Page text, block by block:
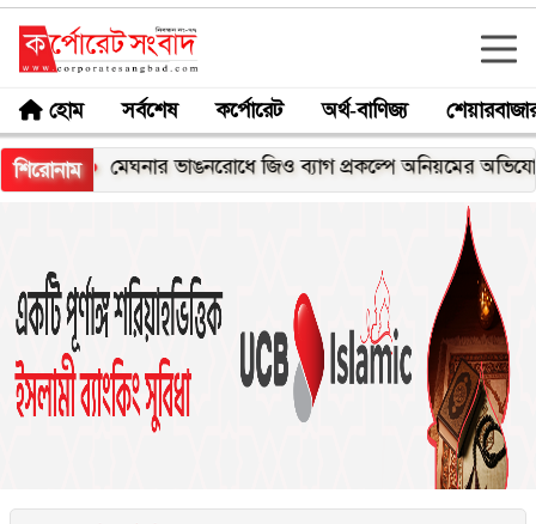
হোম সর্বশেষ কর্পোরেট অর্থ-বাণিজ্য
শিরোনাম
মেঘনার ভাঙনরোধে জিও ব্যাগ প্রকল্পে অনিয়মের অভিযোগ,